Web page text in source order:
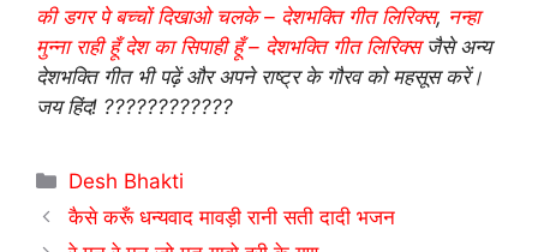
की डगर पे बच्चों दिखाओ चलके – देशभक्ति गीत लिरिक्स, नन्हा
मुन्ना राही हूँ देश का सिपाही हूँ – देशभक्ति गीत लिरिक्स जैसे अन्य
देशभक्ति गीत भी पढ़ें और अपने राष्ट्र के गौरव को महसूस करें।
जय हिंद! ????????????
Categories
Desh Bhakti
कैसे करूँ धन्यवाद मावड़ी रानी सती दादी भजन